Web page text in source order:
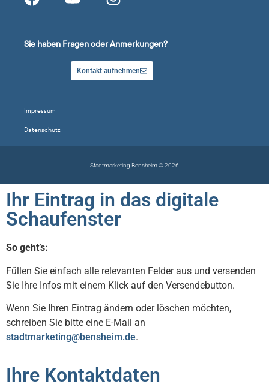
Sie haben Fragen oder Anmerkungen?
Kontakt aufnehmen
Impressum
Datenschutz
Stadtmarketing Bensheim © 2026
Ihr Eintrag in das digitale
Schaufenster
So geht’s:
Füllen Sie einfach alle relevanten Felder aus und versenden
Sie Ihre Infos mit einem Klick auf den Versendebutton.
Wenn Sie Ihren Eintrag ändern oder löschen möchten,
schreiben Sie bitte eine E-Mail an
stadtmarketing@bensheim.de.
Ihre Kontaktdaten